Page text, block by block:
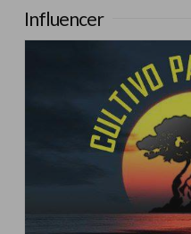
Influencer